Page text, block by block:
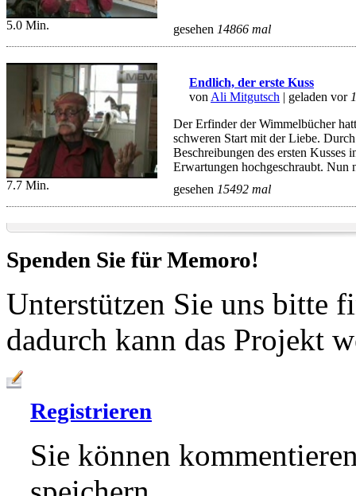
5.0 Min. gesehen 14866 mal
7.7 Min.
Endlich, der erste Kuss
von Ali Mitgutsch | geladen vor
Der Erfinder der Wimmelbücher
schweren Start mit der Liebe.
Beschreibungen des ersten Kusses
Erwartungen hochgeschraubt. Nun
gesehen 15492 mal
Spenden Sie fürMemoro!
Unterstützen Sie uns bitte
dadurch kann das Projekt
Registrieren
Sie können